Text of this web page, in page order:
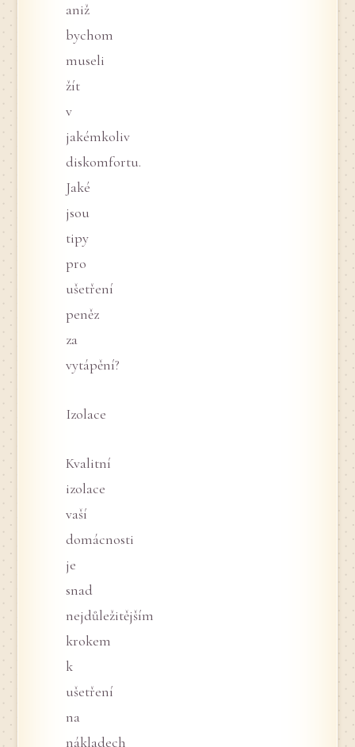
aniž
bychom
museli
žít
v
jakémkoliv
diskomfortu.
Jaké
jsou
tipy
pro
ušetření
peněz
za
vytápění?
Izolace
Kvalitní
izolace
vaší
domácnosti
je
snad
nejdůležitějším
krokem
k
ušetření
na
nákladech